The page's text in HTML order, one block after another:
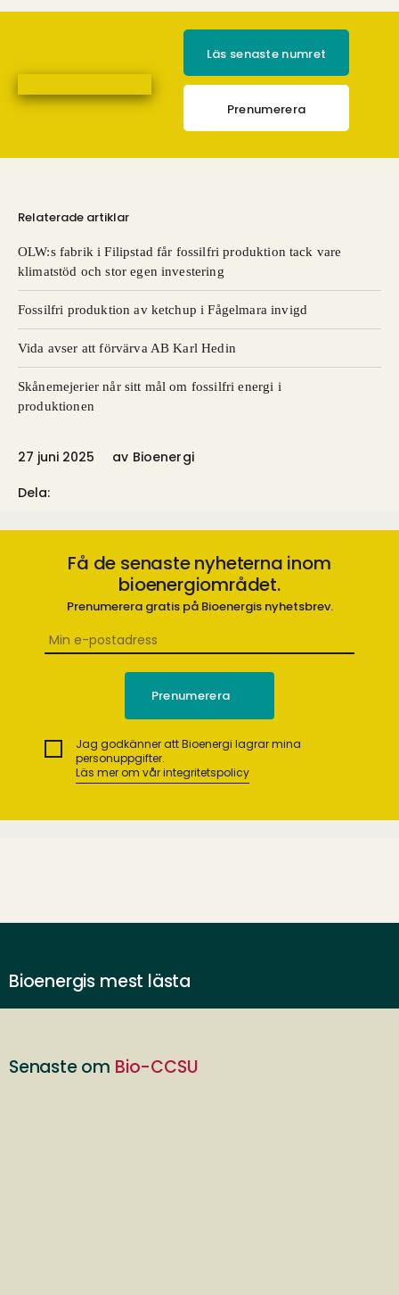
Läs senaste numret
Prenumerera
Relaterade artiklar
OLW:s fabrik i Filipstad får fossilfri produktion tack vare
klimatstöd och stor egen investering
Fossilfri produktion av ketchup i Fågelmara invigd
Vida avser att förvärva AB Karl Hedin
Skånemejerier når sitt mål om fossilfri energi i
produktionen
27 juni 2025 av Bioenergi
Dela:
Få de senaste nyheterna inom
bioenergiområdet.
Prenumerera gratis på Bioenergis nyhetsbrev.
Jag godkänner att Bioenergi lagrar mina
personuppgifter.
Läs mer om vår integritetspolicy
Bioenergis mest lästa
Senaste om Bio-CCSU